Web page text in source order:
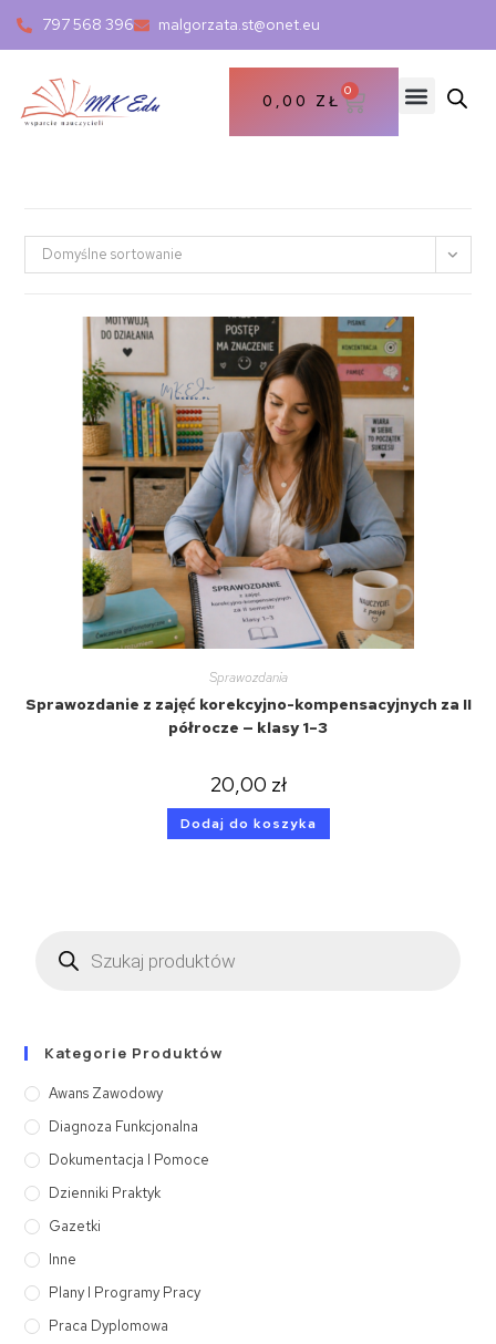
797 568 396 malgorzata.st@onet.eu
0,00 ZŁ
0
Domyślne sortowanie
Sprawozdania
Sprawozdanie z zajęć korekcyjno-kompensacyjnych za II
półrocze — klasy 1–3
20,00 zł
Dodaj do koszyka
Kategorie Produktów
Awans Zawodowy
Diagnoza Funkcjonalna
Dokumentacja I Pomoce
Dzienniki Praktyk
Gazetki
Inne
Plany I Programy Pracy
Praca Dyplomowa